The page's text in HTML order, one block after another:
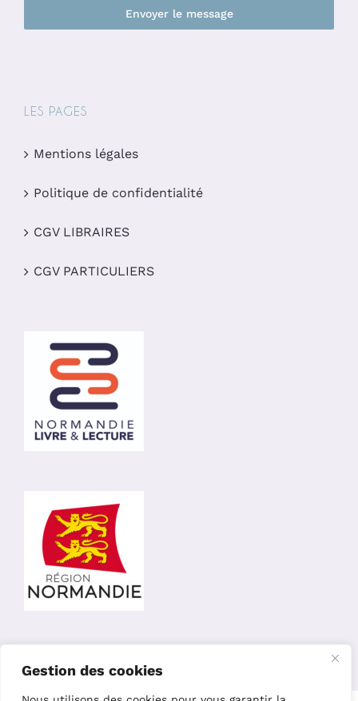
Gestion des cookies
Envoyer le message
LES PAGES
Mentions légales
Politique de confidentialité
CGV LIBRAIRES
CGV PARTICULIERS